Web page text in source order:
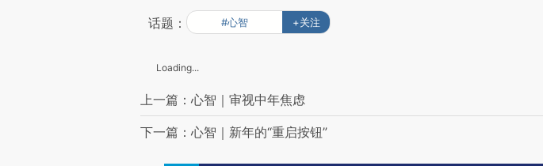
话题： #心智 +关注
Loading...
上一篇：心智｜审视中年焦虑
下一篇：心智｜新年的“重启按钮”